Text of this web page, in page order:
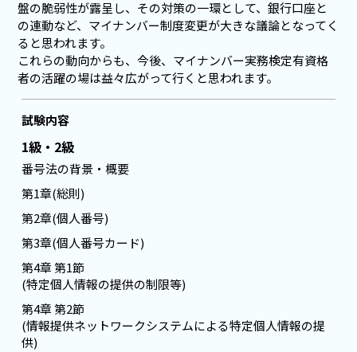
盤の脆弱性が露呈し、その対策の一環として、銀行口座と
の連動など、マイナンバー制度変更が大きな議論となってく
ると思われます。
これらの動向からも、今後、マイナンバー実務検定有資格
者の活躍の場は益々広がって行くと思われます。
試験内容
1級・2級
番号法の背景・概要
第1章(総則)
第2章(個人番号)
第3章(個人番号カード)
第4章 第1節
(特定個人情報の提供の制限等)
第4章 第2節
(情報提供ネットワークシステムによる特定個人情報の提
供)